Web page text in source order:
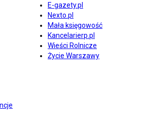
E-gazety.pl
Nexto.pl
Mała księgowość
Kancelarierp.pl
Wieści Rolnicze
Życie Warszawy